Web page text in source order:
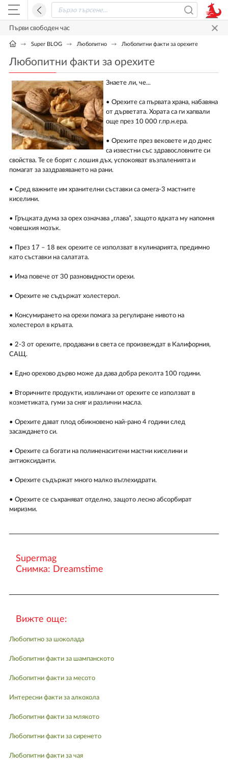
Първи свободен час
Super BLOG Любопитно Любопитни факти за орехите
Любопитни факти за орехите
Знаете ли, че...
• Орехите са първата храна, набавяна
от дърветата. Хората са ги хапвали
още през 10 000 г.пр.н.ера.
• Орехите през вековете и до днес
са известни със здравословните си
свойства. Те се борят с лошия дъх, успокояват възпаленията и
помагат за заздравяването на рани.
• Сред важните им хранителни съставки са омега-3 мастните
киселини.
• Гръцката дума за орех означава „глава”, защото ядката му напомня
човешкия мозък.
• През 17 – 18 век орехите се използват в кулинарията, предимно
като съставки на салатата.
• Има повече от 30 разновидности орехи.
• Орехите не съдържат холестерол.
• Консумирането на орехи помага за регулиране нивото на
холестерол в кръвта.
• 2-3 от орехите, продавани в света се произвеждат в Калифорния,
САЩ.
• Едно орехово дърво може да дава добра реколта 100 години.
• Вторичните продукти, извличани от орехите се използват в
козметиката, гуми за сняг и различни масла.
• Орехите дават плод обикновено най-рано 4 години след
засаждането си.
• Орехите са богати на полиненаситени мастни киселини и
антиоксиданти.
• Орехите съдържат много малко въглехидрати.
• Орехите се съхраняват отделно, защото лесно абсорбират
миризми.
Supermag
Снимка: Dreamstime
Вижте още:
Любопитно за шоколада
Любопитни факти за шампанското
Любопитни факти за месото
Интересни факти за алкохола
Любопитни факти за млякото
Любопитни факти за сиренето
Любопитни факти за чая